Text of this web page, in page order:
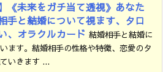
《未来をガチ当て透視》あなた
手と結婚について視ます、タロ
、オラクルカード 結婚相手と結婚に
ます。結婚相手の性格や特徴、恋愛のタ
いきます ...